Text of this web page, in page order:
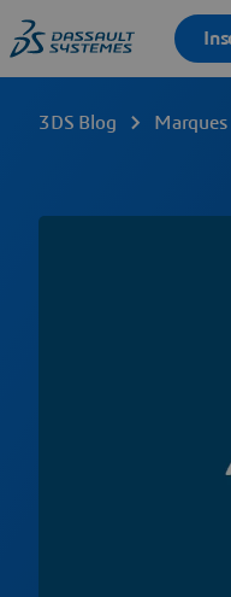
3DS Blog Marques